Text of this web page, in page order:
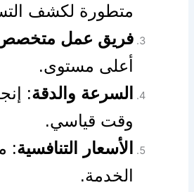
متطورة لكشف
فريق عمل
أعلى مستوى.
السرعة والدقة:
وقت قياسي.
الأسعار التنافسية:
الخدمة.